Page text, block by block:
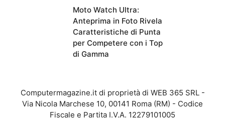
Moto Watch Ultra:
Anteprima in Foto Rivela
Caratteristiche di Punta
per Competere con i Top
di Gamma
Computermagazine.it di proprietà di WEB 365 SRL -
Via Nicola Marchese 10, 00141 Roma (RM) - Codice
Fiscale e Partita I.V.A. 12279101005